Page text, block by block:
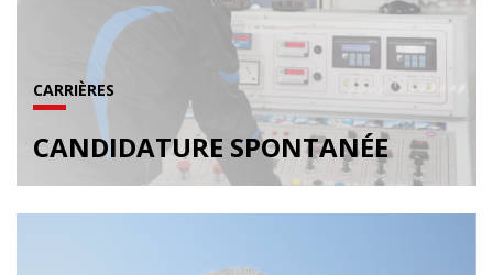
CARRIÈRES
CANDIDATURE SPONTANÉE